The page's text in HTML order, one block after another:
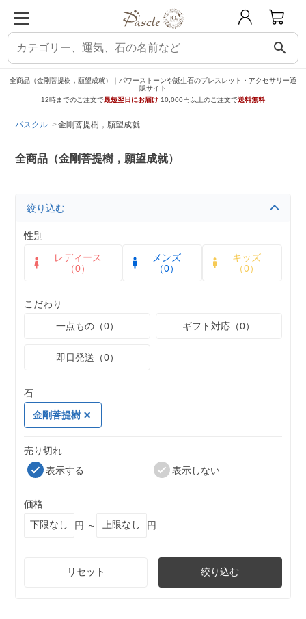
search
全商品（金剛菩提樹，願望成就）｜パワーストーンや誕生石のブレスレット・アクセサリー通
販サイト
12時までのご注文で最短翌日にお届け 10,000円以上のご注文で送料無料
パスクル 金剛菩提樹，願望成就
全商品（金剛菩提樹，願望成就）
絞り込む
性別
レディース
（0）
メンズ
（0）
キッズ
（0）
こだわり
一点もの（0）
ギフト対応（0）
即日発送（0）
石
金剛菩提樹
売り切れ
表示する
表示しない
価格
円 ～
円
リセット 絞り込む